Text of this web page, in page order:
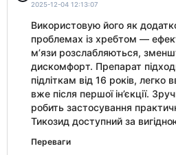
2025-12-04 12:13:07
Використовую його як
проблемах із хребтом —
м’язи розслабляються,
дискомфорт. Препарат
підліткам від 16 років, легко
вже після першої ін’єкції.
робить застосування
Тикозид доступний за
Переваги